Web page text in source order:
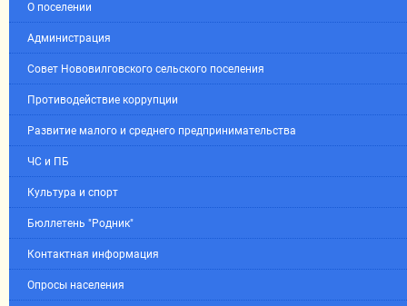
О поселении
Администрация
Совет Нововилговского сельского поселения
Противодействие коррупции
Развитие малого и среднего предпринимательства
ЧС и ПБ
Культура и спорт
Бюллетень "Родник"
Контактная информация
Опросы населения